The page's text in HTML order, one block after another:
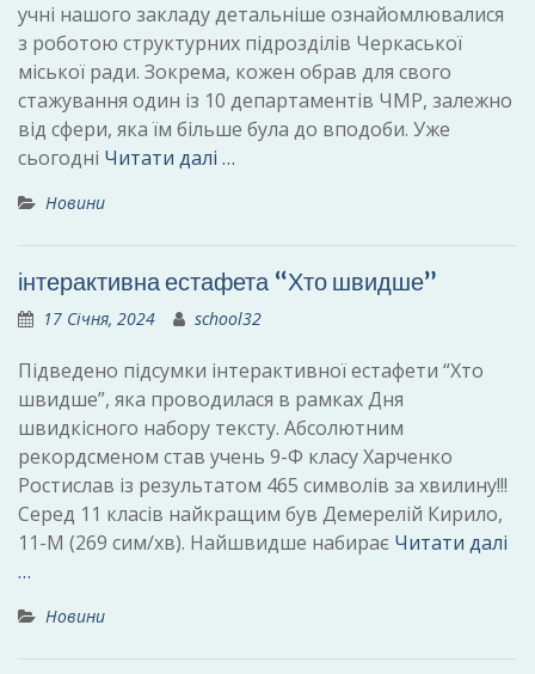
учні нашого закладу детальніше ознайомлювалися
з роботою структурних підрозділів Черкаської
міської ради. Зокрема, кожен обрав для свого
стажування один із 10 департаментів ЧМР, залежно
від сфери, яка їм більше була до вподоби. Уже
сьогодні Читати далі …
Новини
інтерактивна естафета “Хто швидше”
17 Січня, 2024 school32
Підведено підсумки інтерактивної естафети “Хто
швидше”, яка проводилася в рамках Дня
швидкісного набору тексту. Абсолютним
рекордсменом став учень 9-Ф класу Харченко
Ростислав із результатом 465 символів за хвилину!!!
Серед 11 класів найкращим був Демерелій Кирило,
11-М (269 сим/хв). Найшвидше набирає Читати далі
…
Новини